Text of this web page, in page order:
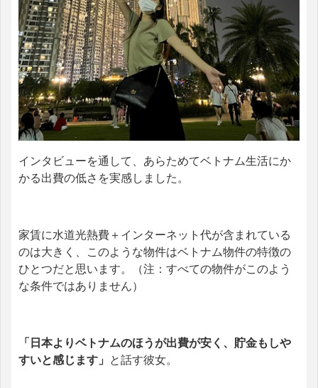
インタビューを通して、あらためてベトナム生活にか
かる出費の低さを実感しました。
家賃に水道光熱費＋インターネット代が含まれている
のは大きく、このような物件はベトナム物件の特徴の
ひとつだと思います。（注：すべての物件がこのよう
な条件ではありません）
「日本よりベトナムのほうが出費が安く、貯金もしや
すいと感じます 」 と話す彼女。